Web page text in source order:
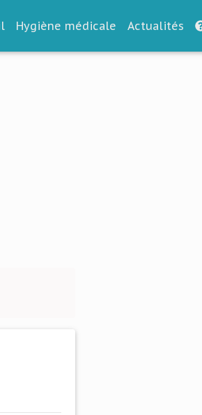
Hygiène médicale Actualités